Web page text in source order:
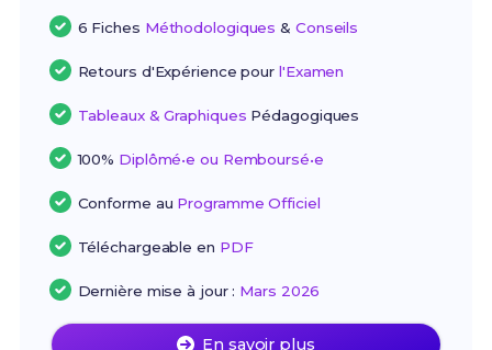
6 Fiches Méthodologiques & Conseils
Retours d'Expérience pour l'Examen
Tableaux & Graphiques Pédagogiques
100% Diplômé•e ou Remboursé•e
Conforme au Programme Officiel
Téléchargeable en PDF
Dernière mise à jour : Mars 2026
En savoir plus